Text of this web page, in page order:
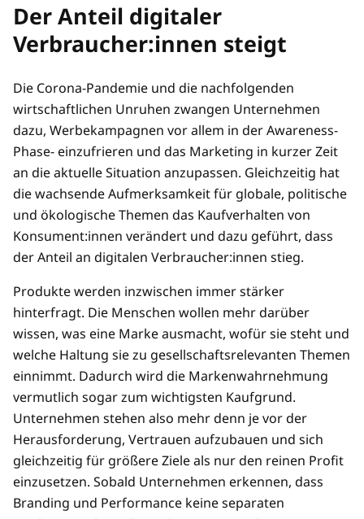
Der Anteil digitaler
Verbraucher:innen steigt
Die Corona-Pandemie und die nachfolgenden
wirtschaftlichen Unruhen zwangen Unternehmen
dazu, Werbekampagnen vor allem in der Awareness-
Phase- einzufrieren und das Marketing in kurzer Zeit
an die aktuelle Situation anzupassen. Gleichzeitig hat
die wachsende Aufmerksamkeit für globale, politische
und ökologische Themen das Kaufverhalten von
Konsument:innen verändert und dazu geführt, dass
der Anteil an digitalen Verbraucher:innen stieg.
Produkte werden inzwischen immer stärker
hinterfragt. Die Menschen wollen mehr darüber
wissen, was eine Marke ausmacht, wofür sie steht und
welche Haltung sie zu gesellschaftsrelevanten Themen
einnimmt. Dadurch wird die Markenwahrnehmung
vermutlich sogar zum wichtigsten Kaufgrund.
Unternehmen stehen also mehr denn je vor der
Herausforderung, Vertrauen aufzubauen und sich
gleichzeitig für größere Ziele als nur den reinen Profit
einzusetzen. Sobald Unternehmen erkennen, dass
Branding und Performance keine separaten